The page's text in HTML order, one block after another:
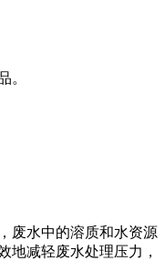
。
废水中的溶质和水资源
地减轻废水处理压力，